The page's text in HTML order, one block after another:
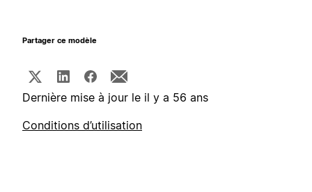
Partager ce modèle
Dernière mise à jour le il y a 56 ans
Conditions d’utilisation